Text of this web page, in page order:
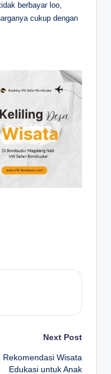
berbayar loo,
cukup dengan
Next Post
Rekomendasi Wisata
Edukasi untuk Anak